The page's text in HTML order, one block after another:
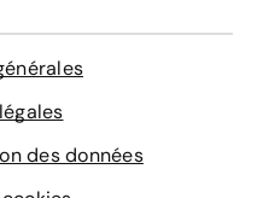
des données